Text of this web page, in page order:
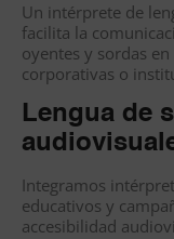
Un intérprete de
facilita la
oyentes y sordas
corporativas o
Lengua de
Integramos
educativos y
accesibilidad